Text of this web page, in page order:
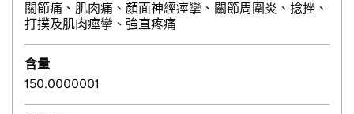
關節痛、肌肉痛、顏面神經痙攣、關節周圍炎、捻挫、
打撲及肌肉痙攣、強直疼痛
含量
150.0000001